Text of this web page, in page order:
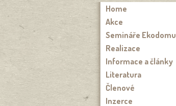
Home
Akce
Semináře Ekodomu
Realizace
Informace a články
Literatura
Členové
Inzerce